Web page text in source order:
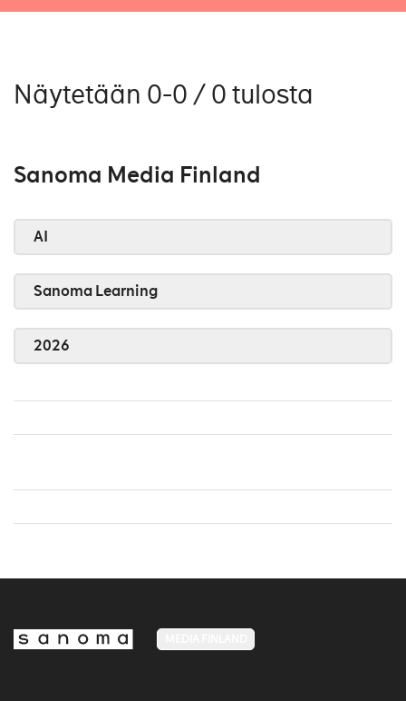
Näytetään 0-0 / 0 tulosta
Sanoma Media Finland
AI
Sanoma Learning
2026